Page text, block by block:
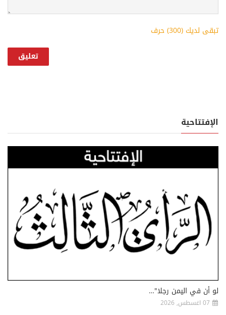
تبقى لديك (300) حرف
الإفتتاحية
لو أن في اليمن رجلا"…
07 اغسطس, 2026